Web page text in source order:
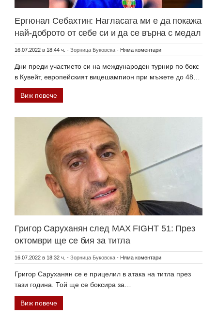
Ергюнал Себахтин: Нагласата ми е да покажа
най-доброто от себе си и да се върна с медал
16.07.2022 в 18:44 ч. - Зорница Буковска - Няма коментари
Дни преди участието си на международен турнир по бокс
в Кувейт, европейският вицешампион при мъжете до 48…
Виж повече
Григор Саруханян след MAX FIGHT 51: През
октомври ще се бия за титла
16.07.2022 в 18:32 ч. - Зорница Буковска - Няма коментари
Григор Саруханян се е прицелил в атака на титла през
тази година. Той ще се боксира за…
Виж повече